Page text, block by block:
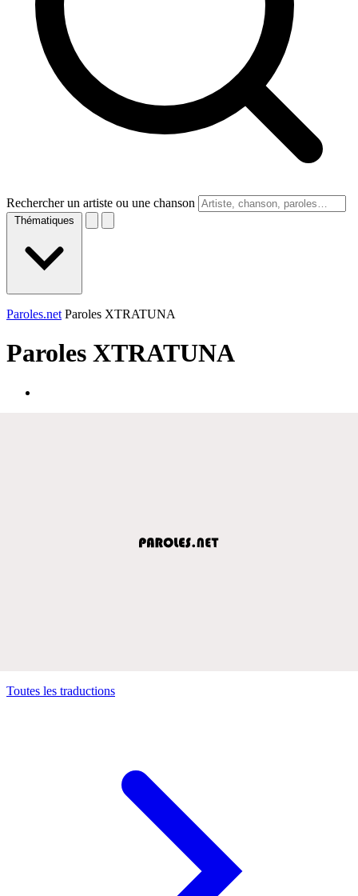
Rechercher un artiste ou une chanson
Thématiques
Paroles.net Paroles XTRATUNA
Paroles XTRATUNA
Toutes les traductions